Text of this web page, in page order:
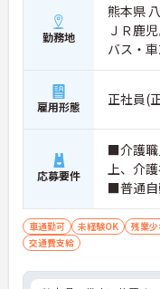
勤務地
熊本県
ＪＲ鹿
バス・
雇用形態 正社員(
応募要件
■介護職
上、介
■普通自
車通勤可 未経験OK 残業少
交通費支給